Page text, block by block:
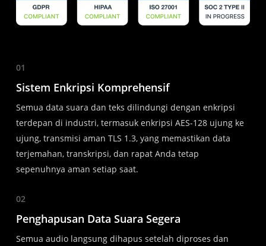
01
Sistem Enkripsi Komprehensif
Semua data suara dan teks dilindungi dengan enkripsi
terdepan di industri, termasuk enkripsi AES-128 ujung ke
ujung, transmisi aman TLS 1.3, yang memastikan data
terjemahan, transkripsi, dan rapat Anda tetap
sepenuhnya aman setiap saat.
02
Penghapusan Data Suara Segera
Semua audio langsung dihapus setelah diproses dan